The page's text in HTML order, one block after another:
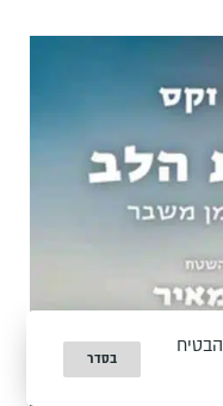
בסדר